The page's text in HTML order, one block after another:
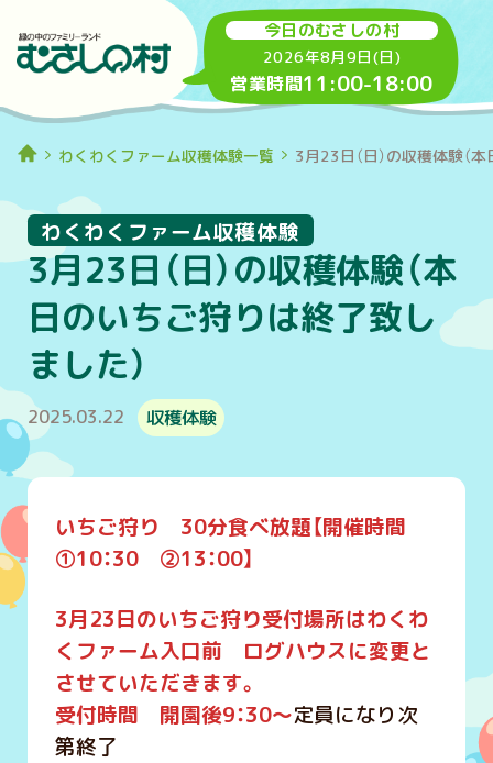
今日のむさしの村
2026年8月9日(日)
営業時間11:00-18:00
わくわくファーム収穫体験一覧 3月23日（日）の収穫体験（
3月23日（日）の収穫体験（本
日のいちご狩りは終了致し
ました）
わくわくファーム収穫体験
2025.03.22 収穫体験
いちご狩り 30分食べ放題【開催時間
①10：30 ②13：00】
3月23日のいちご狩り受付場所はわくわ
くファーム入口前 ログハウスに変更と
させていただきます。
受付時間 開園後9：30～定員になり次
第終了